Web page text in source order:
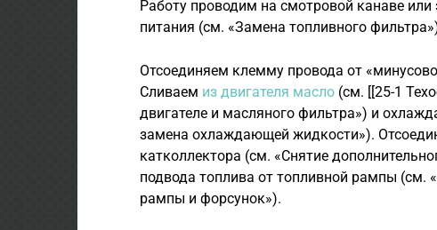
Работу проводим на смотровой кана­ве
питания (см. «Замена топливного
Отсоединяем клемму провода от
Сливаем из двигателя масло (см. [[25-1
двигателе и масляного фильтра») и
замена охлаждающей жидкости»).
катколлектора (см. «Снятие
подвода топлива от топливной рампы (см.
рампы и форсунок»).